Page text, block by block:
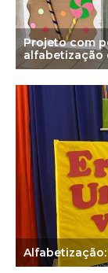
Projeto com
alfabetização